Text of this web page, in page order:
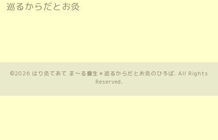
巡るからだとお灸
©2026 はり灸てあて ま〜る養生＊巡るからだとお灸のひろば. All Rights
Reserved.